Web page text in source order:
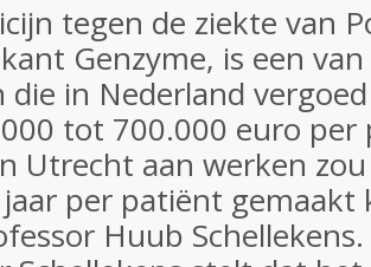
tegen de ziekte van
Genzyme, is een
die in Nederland
tot 700.000 euro
Utrecht aan werken zou
per patiënt gemaakt
Huub Schellekens.